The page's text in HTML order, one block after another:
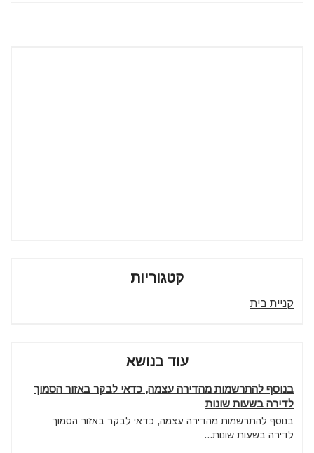
קטגוריות
קניית בית
עוד בנושא
בנוסף להתרשמות מהדירה עצמה, כדאי לבקר באזור הסמוך
לדירה בשעות שונות
בנוסף להתרשמות מהדירה עצמה, כדאי לבקר באזור הסמוך
לדירה בשעות שונות...